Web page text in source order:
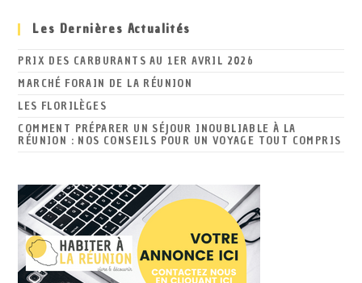
Les Dernières Actualités
PRIX DES CARBURANTS AU 1ER AVRIL 2026
MARCHÉ FORAIN DE LA RÉUNION
LES FLORILÈGES
COMMENT PRÉPARER UN SÉJOUR INOUBLIABLE À LA
RÉUNION : NOS CONSEILS POUR UN VOYAGE TOUT COMPRIS